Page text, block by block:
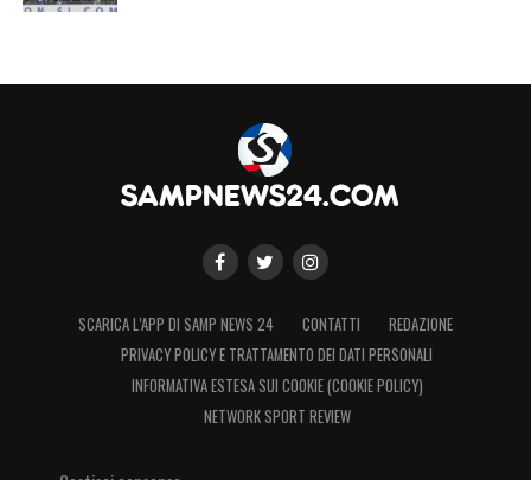
SCARICA L’APP DI SAMP NEWS 24 CONTATTI
REDAZIONE
PRIVACY POLICY E TRATTAMENTO DEI DATI PERSONALI
INFORMATIVA ESTESA SUI COOKIE (COOKIE POLICY)
NETWORK SPORT REVIEW